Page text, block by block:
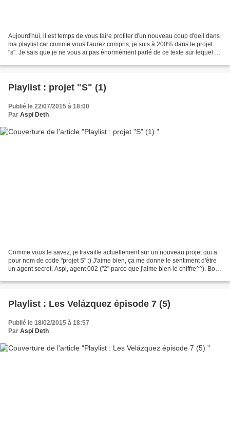
Aujourd'hui, il est temps de vous faire profiter d'un nouveau coup d'oeil dans
ma playlist car comme vous l'aurez compris, je suis à 200% dans le projet
"s". Je sais que je ne vous ai pas énormément parlé de ce texte sur lequel je
Playlist : projet "S" (1)
Publié le 22/07/2015 à 18:00
Par Aspi Deth
Comme vous le savez, je travaille actuellement sur un nouveau projet qui a
pour nom de code "projet S" :) J'aime bien, ça me donne le sentiment d'être
un agent secret. Aspi, agent 002 ("2" parce que j'aime bien le chiffre^^). Bon,
Playlist : Les Velázquez épisode 7 (5)
Publié le 18/02/2015 à 18:57
Par Aspi Deth